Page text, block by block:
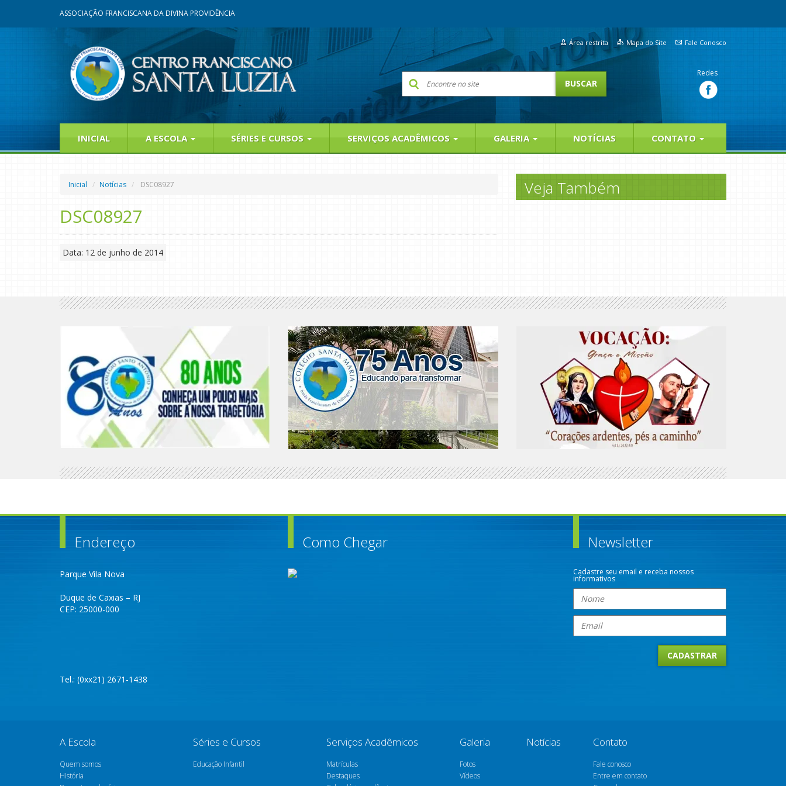
ASSOCIAÇÃO FRANCISCANA DA DIVINA PROVIDÊNCIA
Área restrita Mapa do Site Fale Conosco
Redes
INICIAL A ESCOLA SÉRIES E CURSOS SERVIÇOS ACADÊMICOS GALERIA NOTÍCIAS CONTATO
Inicial Notícias DSC08927
DSC08927
Data: 12 de junho de 2014
Veja Também
Endereço
Parque Vila Nova
Duque de Caxias – RJ
CEP: 25000-000
Tel.: (0xx21) 2671-1438
Como Chegar Newsletter
Cadastre seu email e receba nossos
informativos
A Escola
Quem somos
História
Séries e Cursos
Educação Infantil
Serviços Acadêmicos
Matrículas
Destaques
Galeria
Fotos
Vídeos
Notícias Contato
Fale conosco
Entre em contato